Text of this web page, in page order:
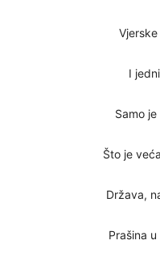
I
Samo
Što je
Država,
Prašina